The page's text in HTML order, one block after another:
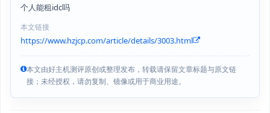
个人能租idc吗
本文链接
https://www.hzjcp.com/article/details/3003.html
本文由好主机测评原创或整理发布，转载请保留文章标题与原文链
接；未经授权，请勿复制、镜像或用于商业用途。